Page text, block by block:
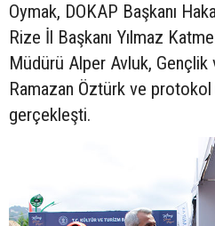
Oymak, DOKAP Başkanı
Rize İl Başkanı Yılmaz
Müdürü Alper Avluk,
Ramazan Öztürk ve protokol
gerçekleşti.